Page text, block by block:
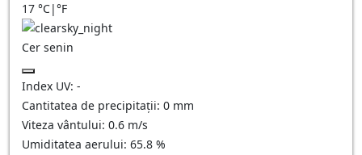
17 °C|°F
Cer senin
Index UV: -
Cantitatea de precipitații: 0 mm
Viteza vântului: 0.6 m/s
Umiditatea aerului: 65.8 %